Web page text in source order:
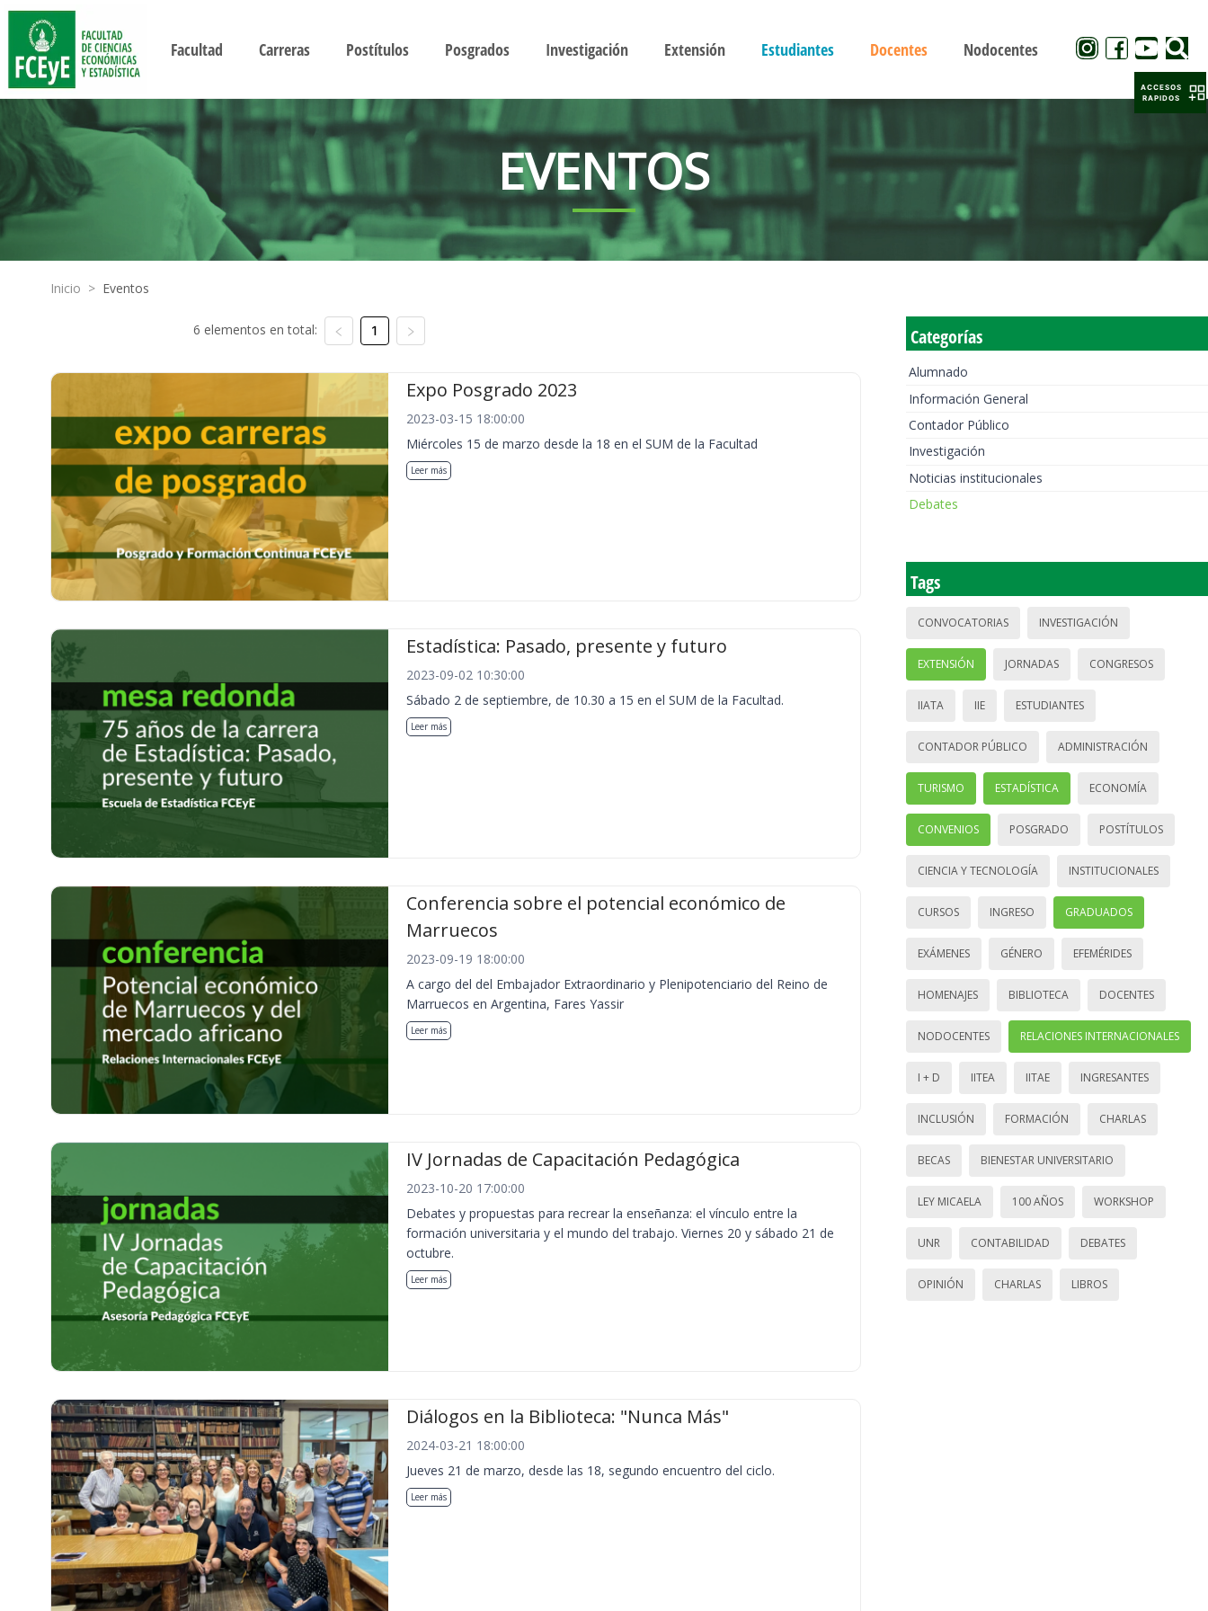
Facultad Carreras Postítulos Posgrados Investigación Extensión Estudiantes Docentes Nodocentes
EVENTOS
Inicio > Eventos
6 elementos en total: 1
Expo Posgrado 2023
2023-03-15 18:00:00
Miércoles 15 de marzo desde la 18 en el SUM de la Facultad
Leer más
Estadística: Pasado, presente y futuro
2023-09-02 10:30:00
Sábado 2 de septiembre, de 10.30 a 15 en el SUM de la Facultad.
Leer más
Conferencia sobre el potencial económico de
Marruecos
2023-09-19 18:00:00
A cargo del del Embajador Extraordinario y Plenipotenciario del Reino de
Marruecos en Argentina, Fares Yassir
Leer más
IV Jornadas de Capacitación Pedagógica
2023-10-20 17:00:00
Debates y propuestas para recrear la enseñanza: el vínculo entre la
formación universitaria y el mundo del trabajo. Viernes 20 y sábado 21 de
octubre.
Leer más
Diálogos en la Biblioteca: "Nunca Más"
2024-03-21 18:00:00
Jueves 21 de marzo, desde las 18, segundo encuentro del ciclo.
Leer más
Categorías
Alumnado
Información General
Contador Público
Investigación
Noticias institucionales
Debates
Tags
CONVOCATORIAS INVESTIGACIÓN
EXTENSIÓN JORNADAS CONGRESOS
IIATA IIE ESTUDIANTES
CONTADOR PÚBLICO ADMINISTRACIÓN
TURISMO ESTADÍSTICA ECONOMÍA
CONVENIOS POSGRADO POSTÍTULOS
CIENCIA Y TECNOLOGÍA INSTITUCIONALES
CURSOS INGRESO GRADUADOS
EXÁMENES GÉNERO EFEMÉRIDES
HOMENAJES BIBLIOTECA DOCENTES
NODOCENTES RELACIONES INTERNACIONALES
I + D IITEA IITAE INGRESANTES
INCLUSIÓN FORMACIÓN CHARLAS
BECAS BIENESTAR UNIVERSITARIO
LEY MICAELA 100 AÑOS WORKSHOP
UNR CONTABILIDAD DEBATES
OPINIÓN CHARLAS LIBROS
ACCESOS
RAPIDOS